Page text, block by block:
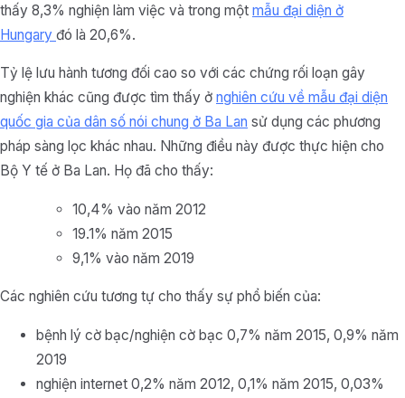
thấy 8,3% nghiện làm việc và trong một mẫu đại diện ở
Hungary đó là 20,6%.
Tỷ lệ lưu hành tương đối cao so với các chứng rối loạn gây
nghiện khác cũng được tìm thấy ở nghiên cứu về mẫu đại diện
quốc gia của dân số nói chung ở Ba Lan sử dụng các phương
pháp sàng lọc khác nhau. Những điều này được thực hiện cho
Bộ Y tế ở Ba Lan. Họ đã cho thấy:
10,4% vào năm 2012
19.1% năm 2015
9,1% vào năm 2019
Các nghiên cứu tương tự cho thấy sự phổ biến của:
bệnh lý cờ bạc/nghiện cờ bạc 0,7% năm 2015, 0,9% năm
2019
nghiện internet 0,2% năm 2012, 0,1% năm 2015, 0,03%